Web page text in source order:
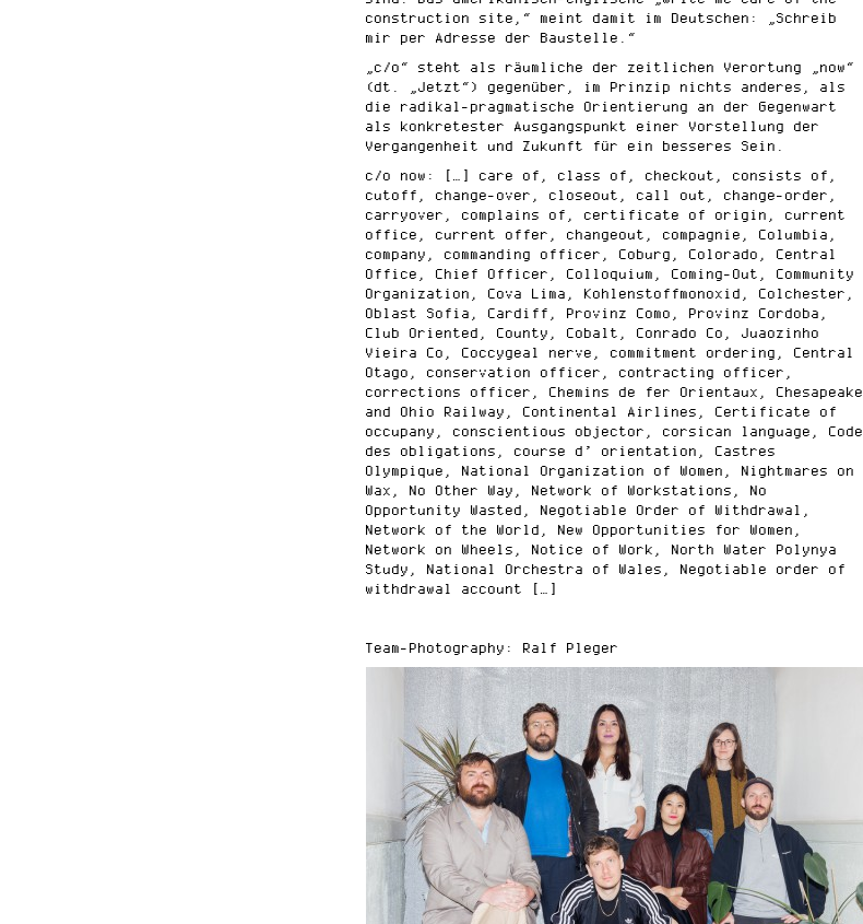
construction site,“ meint damit im Deutschen: „Schreib
mir per Adresse der Baustelle.“
„c/o“ steht als räumliche der zeitlichen Verortung „now“
(dt. „Jetzt“) gegenüber, im Prinzip nichts anderes, als
die radikal-pragmatische Orientierung an der Gegenwart
als konkretester Ausgangspunkt einer Vorstellung der
Vergangenheit und Zukunft für ein besseres Sein.
c/o now: […] care of, class of, checkout, consists of,
cutoff, change-over, closeout, call out, change-order,
carryover, complains of, certificate of origin, current
office, current offer, changeout, compagnie, Columbia,
company, commanding officer, Coburg, Colorado, Central
Office, Chief Officer, Colloquium, Coming-Out, Community
Organization, Cova Lima, Kohlenstoffmonoxid, Colchester,
Oblast Sofia, Cardiff, Provinz Como, Provinz Cordoba,
Club Oriented, County, Cobalt, Conrado Co, Juaozinho
Vieira Co, Coccygeal nerve, commitment ordering, Central
Otago, conservation officer, contracting officer,
corrections officer, Chemins de fer Orientaux, Chesapeake
and Ohio Railway, Continental Airlines, Certificate of
occupany, conscientious objector, corsican language, Code
des obligations, course d’ orientation, Castres
Olympique, National Organization of Women, Nightmares on
Wax, No Other Way, Network of Workstations, No
Opportunity Wasted, Negotiable Order of Withdrawal,
Network of the World, New Opportunities for Women,
Network on Wheels, Notice of Work, North Water Polynya
Study, National Orchestra of Wales, Negotiable order of
withdrawal account […]
Team-Photography: Ralf Pleger